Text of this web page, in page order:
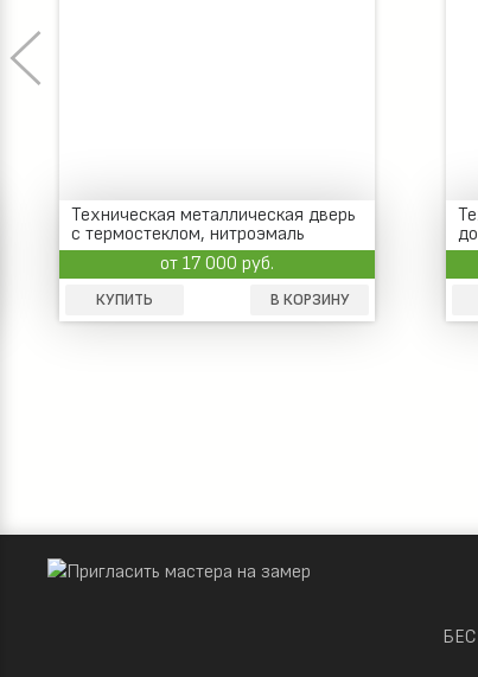
Техническая металлическая дверь
с термостеклом, нитроэмаль
от 17 000 руб.
КУПИТЬ В КОРЗИНУ